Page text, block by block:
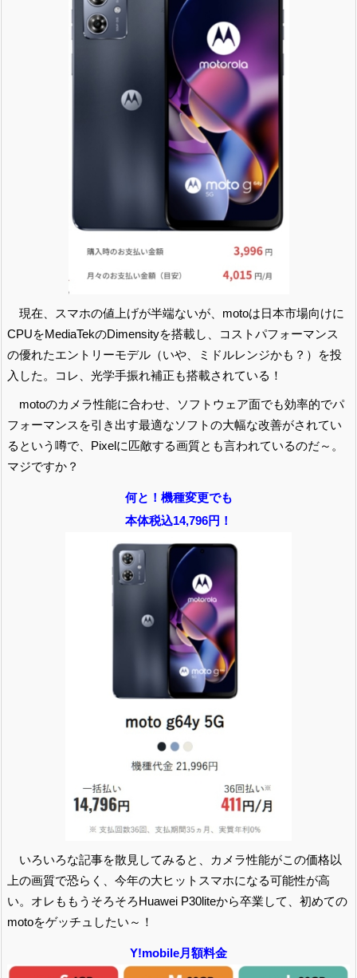
現在、スマホの値上げが半端ないが、motoは日本市場向けに
CPUをMediaTekのDimensityを搭載し、コストパフォーマンス
の優れたエントリーモデル（いや、ミドルレンジかも？）を投
入した。コレ、光学手振れ補正も搭載されている！
motoのカメラ性能に合わせ、ソフトウェア面でも効率的でパ
フォーマンスを引き出す最適なソフトの大幅な改善がされてい
るという噂で、Pixelに匹敵する画質とも言われているのだ～。
マジですか？
何と！機種変更でも
本体税込14,796円！
いろいろな記事を散見してみると、カメラ性能がこの価格以
上の画質で恐らく、今年の大ヒットスマホになる可能性が高
い。オレももうそろそろHuawei P30liteから卒業して、初めての
motoをゲッチュしたい～！
Y!mobile月額料金